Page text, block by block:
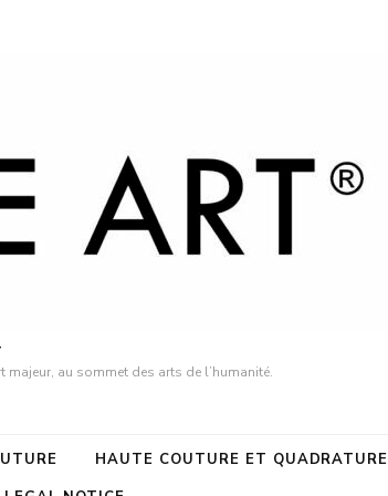
majeur, au sommet des arts de l’humanité.
HAUTE COUTURE ET QUADRATURE